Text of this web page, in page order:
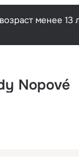
менее
Nopové